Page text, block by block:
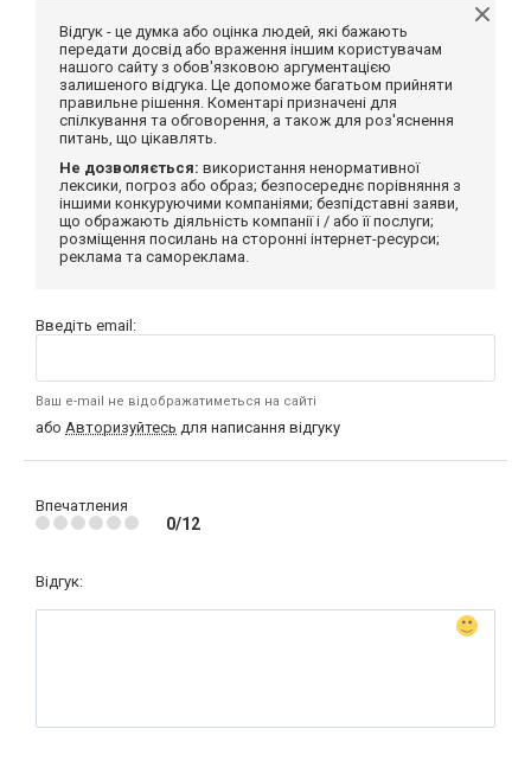
Відгук - це думка або оцінка людей, які бажають
передати досвід або враження іншим користувачам
нашого сайту з обов'язковою аргументацією
залишеного відгука. Це допоможе багатьом прийняти
правильне рішення. Коментарі призначені для
спілкування та обговорення, а також для роз'яснення
питань, що цікавлять.
Не дозволяється: використання ненормативної
лексики, погроз або образ; безпосереднє порівняння з
іншими конкуруючими компаніями; безпідставні заяви,
що ображають діяльність компанії і / або її послуги;
розміщення посилань на сторонні інтернет-ресурси;
реклама та самореклама.
Введіть email:
Ваш e-mail не відображатиметься на сайті
або Авторизуйтесь для написання відгуку
Впечатления
0/12
Відгук: